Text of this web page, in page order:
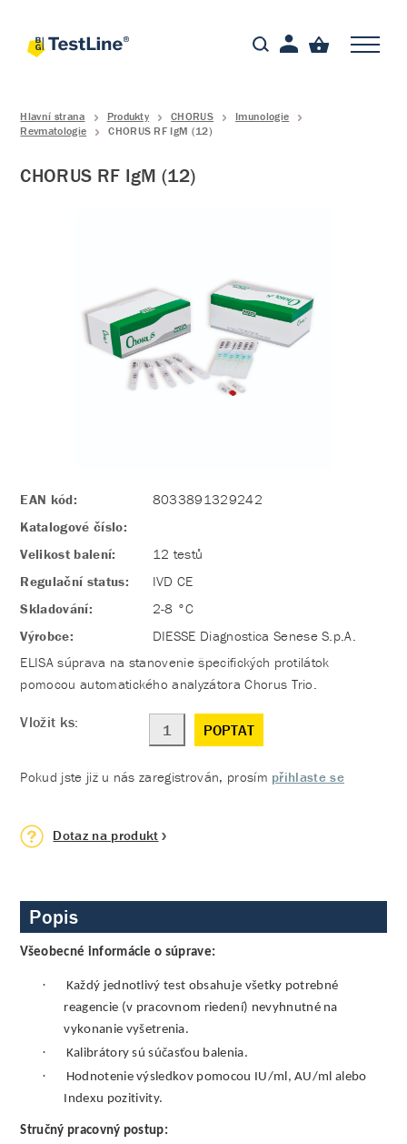
Hlavní strana Produkty CHORUS
Imunologie
Revmatologie
CHORUS RF IgM (12)
CHORUS RF IgM (12)
EAN kód:
8033891329242
Katalogové číslo:
Velikost balení:
12 testů
Regulační status:
IVD CE
Skladování:
2-8 °C
Výrobce:
DIESSE Diagnostica Senese S.p.A.
ELISA súprava na stanovenie špecifických protilátok
pomocou automatického analyzátora Chorus Trio.
Vložit ks: POPTAT
Pokud jste již u nás zaregistrován, prosím přihlaste se
Dotaz na produkt
Popis
Všeobecné informácie o súprave:
·
Každý jednotlivý test obsahuje všetky potrebné
reagencie (v pracovnom riedení) nevyhnutné na
vykonanie vyšetrenia.
· Kalibrátory sú súčasťou balenia.
·
Hodnotenie výsledkov pomocou IU/ml, AU/ml alebo
Indexu pozitivity.
Stručný pracovný postup: